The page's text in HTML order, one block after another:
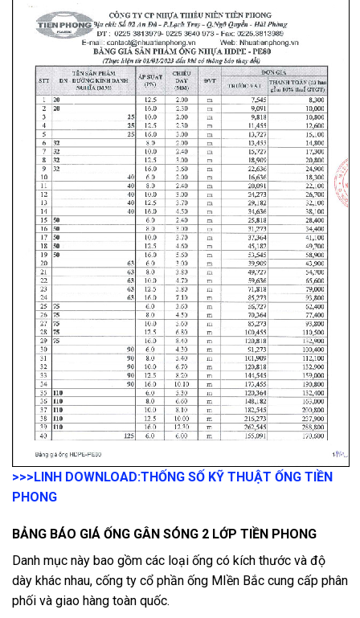
>>>LINH DOWNLOAD:THỐNG SỐ KỸ THUẬT ỐNG TIỀN
PHONG
BẢNG BÁO GIÁ ỐNG GÂN SÓNG 2 LỚP TIỀN PHONG
Danh mục này bao gồm các loại ống có kích thước và độ
dày khác nhau, cống ty cổ phần ống MIền Bắc cung cấp phân
phối và giao hàng toàn quốc.